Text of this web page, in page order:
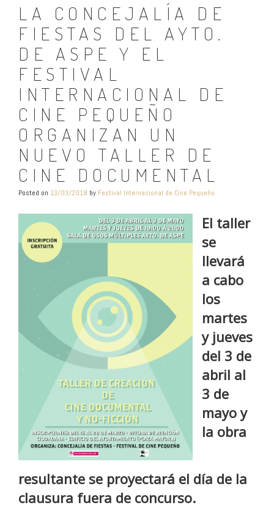
LA CONCEJALÍA DE
FIESTAS DEL AYTO.
DE ASPE Y EL
FESTIVAL
INTERNACIONAL DE
CINE PEQUEÑO
ORGANIZAN UN
NUEVO TALLER DE
CINE DOCUMENTAL
Posted on 13/03/2018 by Festival Internacional de Cine Pequeño
El taller
se
llevará
a cabo
los
martes
y jueves
del 3 de
abril al
3 de
mayo y
la obra
resultante se proyectará el día de la
clausura fuera de concurso.